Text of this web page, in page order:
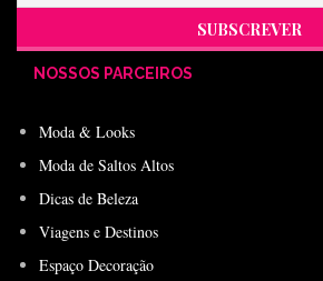
NOSSOS PARCEIROS
Moda & Looks
Moda de Saltos Altos
Dicas de Beleza
Viagens e Destinos
Espaço Decoração